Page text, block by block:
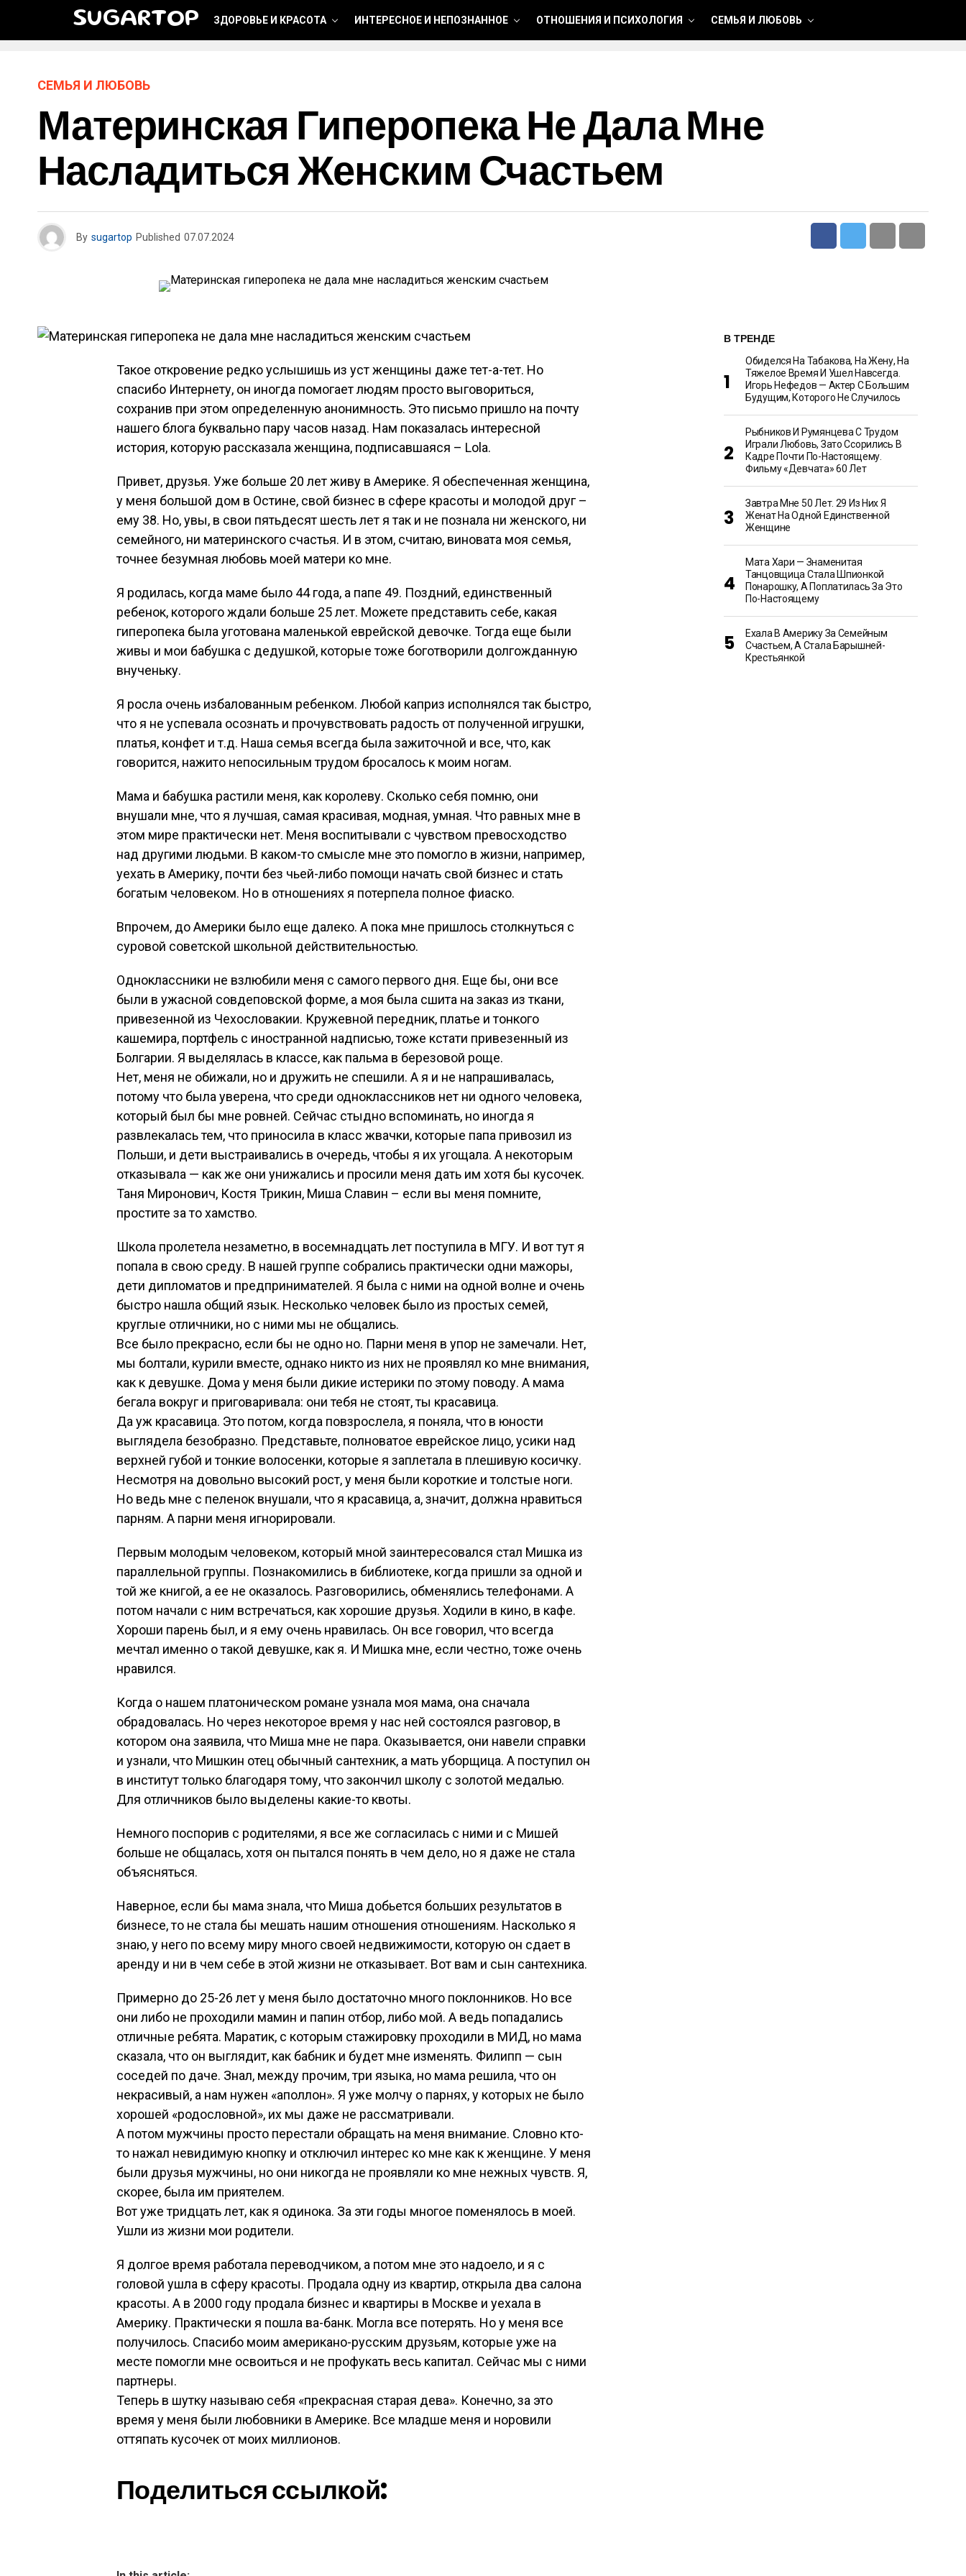
SUGARTOP ЗДОРОВЬЕ И КРАСОТА ИНТЕРЕСНОЕ И НЕПОЗНАННОЕ ОТНОШЕНИЯ И ПСИХОЛОГИЯ СЕМЬЯ И ЛЮБОВЬ
СЕМЬЯ И ЛЮБОВЬ
Материнская Гиперопека Не Дала Мне
Насладиться Женским Счастьем
By sugartop Published 07.07.2024
Такое откровение редко услышишь из уст женщины даже тет-а-тет. Но
спасибо Интернету, он иногда помогает людям просто выговориться,
сохранив при этом определенную анонимность. Это письмо пришло на почту
нашего блога буквально пару часов назад. Нам показалась интересной
история, которую рассказала женщина, подписавшаяся – Lola.
Привет, друзья. Уже больше 20 лет живу в Америке. Я обеспеченная женщина,
у меня большой дом в Остине, свой бизнес в сфере красоты и молодой друг –
ему 38. Но, увы, в свои пятьдесят шесть лет я так и не познала ни женского, ни
семейного, ни материнского счастья. И в этом, считаю, виновата моя семья,
точнее безумная любовь моей матери ко мне.
Я родилась, когда маме было 44 года, а папе 49. Поздний, единственный
ребенок, которого ждали больше 25 лет. Можете представить себе, какая
гиперопека была уготована маленькой еврейской девочке. Тогда еще были
живы и мои бабушка с дедушкой, которые тоже боготворили долгожданную
внученьку.
Я росла очень избалованным ребенком. Любой каприз исполнялся так быстро,
что я не успевала осознать и прочувствовать радость от полученной игрушки,
платья, конфет и т.д. Наша семья всегда была зажиточной и все, что, как
говорится, нажито непосильным трудом бросалось к моим ногам.
Мама и бабушка растили меня, как королеву. Сколько себя помню, они
внушали мне, что я лучшая, самая красивая, модная, умная. Что равных мне в
этом мире практически нет. Меня воспитывали с чувством превосходство
над другими людьми. В каком-то смысле мне это помогло в жизни, например,
уехать в Америку, почти без чьей-либо помощи начать свой бизнес и стать
богатым человеком. Но в отношениях я потерпела полное фиаско.
Впрочем, до Америки было еще далеко. А пока мне пришлось столкнуться с
суровой советской школьной действительностью.
Одноклассники не взлюбили меня с самого первого дня. Еще бы, они все
были в ужасной совдеповской форме, а моя была сшита на заказ из ткани,
привезенной из Чехословакии. Кружевной передник, платье и тонкого
кашемира, портфель с иностранной надписью, тоже кстати привезенный из
Болгарии. Я выделялась в классе, как пальма в березовой роще.
Нет, меня не обижали, но и дружить не спешили. А я и не напрашивалась,
потому что была уверена, что среди одноклассников нет ни одного человека,
который был бы мне ровней. Сейчас стыдно вспоминать, но иногда я
развлекалась тем, что приносила в класс жвачки, которые папа привозил из
Польши, и дети выстраивались в очередь, чтобы я их угощала. А некоторым
отказывала — как же они унижались и просили меня дать им хотя бы кусочек.
Таня Миронович, Костя Трикин, Миша Славин – если вы меня помните,
простите за то хамство.
Школа пролетела незаметно, в восемнадцать лет поступила в МГУ. И вот тут я
попала в свою среду. В нашей группе собрались практически одни мажоры,
дети дипломатов и предпринимателей. Я была с ними на одной волне и очень
быстро нашла общий язык. Несколько человек было из простых семей,
круглые отличники, но с ними мы не общались.
Все было прекрасно, если бы не одно но. Парни меня в упор не замечали. Нет,
мы болтали, курили вместе, однако никто из них не проявлял ко мне внимания,
как к девушке. Дома у меня были дикие истерики по этому поводу. А мама
бегала вокруг и приговаривала: они тебя не стоят, ты красавица.
Да уж красавица. Это потом, когда повзрослела, я поняла, что в юности
выглядела безобразно. Представьте, полноватое еврейское лицо, усики над
верхней губой и тонкие волосенки, которые я заплетала в плешивую косичку.
Несмотря на довольно высокий рост, у меня были короткие и толстые ноги.
Но ведь мне с пеленок внушали, что я красавица, а, значит, должна нравиться
парням. А парни меня игнорировали.
Первым молодым человеком, который мной заинтересовался стал Мишка из
параллельной группы. Познакомились в библиотеке, когда пришли за одной и
той же книгой, а ее не оказалось. Разговорились, обменялись телефонами. А
потом начали с ним встречаться, как хорошие друзья. Ходили в кино, в кафе.
Хороши парень был, и я ему очень нравилась. Он все говорил, что всегда
мечтал именно о такой девушке, как я. И Мишка мне, если честно, тоже очень
нравился.
Когда о нашем платоническом романе узнала моя мама, она сначала
обрадовалась. Но через некоторое время у нас ней состоялся разговор, в
котором она заявила, что Миша мне не пара. Оказывается, они навели справки
и узнали, что Мишкин отец обычный сантехник, а мать уборщица. А поступил он
в институт только благодаря тому, что закончил школу с золотой медалью.
Для отличников было выделены какие-то квоты.
Немного поспорив с родителями, я все же согласилась с ними и с Мишей
больше не общалась, хотя он пытался понять в чем дело, но я даже не стала
объясняться.
Наверное, если бы мама знала, что Миша добьется больших результатов в
бизнесе, то не стала бы мешать нашим отношения отношениям. Насколько я
знаю, у него по всему миру много своей недвижимости, которую он сдает в
аренду и ни в чем себе в этой жизни не отказывает. Вот вам и сын сантехника.
Примерно до 25-26 лет у меня было достаточно много поклонников. Но все
они либо не проходили мамин и папин отбор, либо мой. А ведь попадались
отличные ребята. Маратик, с которым стажировку проходили в МИД, но мама
сказала, что он выглядит, как бабник и будет мне изменять. Филипп — сын
соседей по даче. Знал, между прочим, три языка, но мама решила, что он
некрасивый, а нам нужен «аполлон». Я уже молчу о парнях, у которых не было
хорошей «родословной», их мы даже не рассматривали.
А потом мужчины просто перестали обращать на меня внимание. Словно кто-
то нажал невидимую кнопку и отключил интерес ко мне как к женщине. У меня
были друзья мужчины, но они никогда не проявляли ко мне нежных чувств. Я,
скорее, была им приятелем.
Вот уже тридцать лет, как я одинока. За эти годы многое поменялось в моей.
Ушли из жизни мои родители.
Я долгое время работала переводчиком, а потом мне это надоело, и я с
головой ушла в сферу красоты. Продала одну из квартир, открыла два салона
красоты. А в 2000 году продала бизнес и квартиры в Москве и уехала в
Америку. Практически я пошла ва-банк. Могла все потерять. Но у меня все
получилось. Спасибо моим американо-русским друзьям, которые уже на
месте помогли мне освоиться и не профукать весь капитал. Сейчас мы с ними
партнеры.
Теперь в шутку называю себя «прекрасная старая дева». Конечно, за это
время у меня были любовники в Америке. Все младше меня и норовили
оттяпать кусочек от моих миллионов.
Поделиться ссылкой:
В ТРЕНДЕ
Обиделся На Табакова, На Жену, На
Тяжелое Время И Ушел Навсегда.
Игорь Нефедов — Актер С Большим
Будущим, Которого Не Случилось
Рыбников И Румянцева С Трудом
Играли Любовь, Зато Ссорились В
Кадре Почти По-Настоящему.
Фильму «Девчата» 60 Лет
Завтра Мне 50 Лет. 29 Из Них Я
Женат На Одной Единственной
Женщине
Мата Хари — Знаменитая
Танцовщица Стала Шпионкой
Понарошку, А Поплатилась За Это
По-Настоящему
Ехала В Америку За Семейным
Счастьем, А Стала Барышней-
Крестьянкой